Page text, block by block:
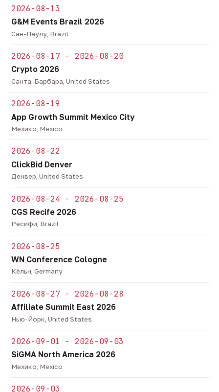
2026-08-13
G&M Events Brazil 2026
Сан-Паулу, Brazil
2026-08-17 - 2026-08-20
Crypto 2026
Санта-Барбара, United States
2026-08-19
App Growth Summit Mexico City
Мехико, Mexico
2026-08-22
ClickBid Denver
Денвер, United States
2026-08-24 - 2026-08-25
CGS Recife 2026
Ресифи, Brazil
2026-08-25
WN Conference Cologne
Кёльн, Germany
2026-08-27 - 2026-08-28
Affiliate Summit East 2026
Нью-Йорк, United States
2026-09-01 - 2026-09-03
SiGMA North America 2026
Мехико, Mexico
2026-09-03